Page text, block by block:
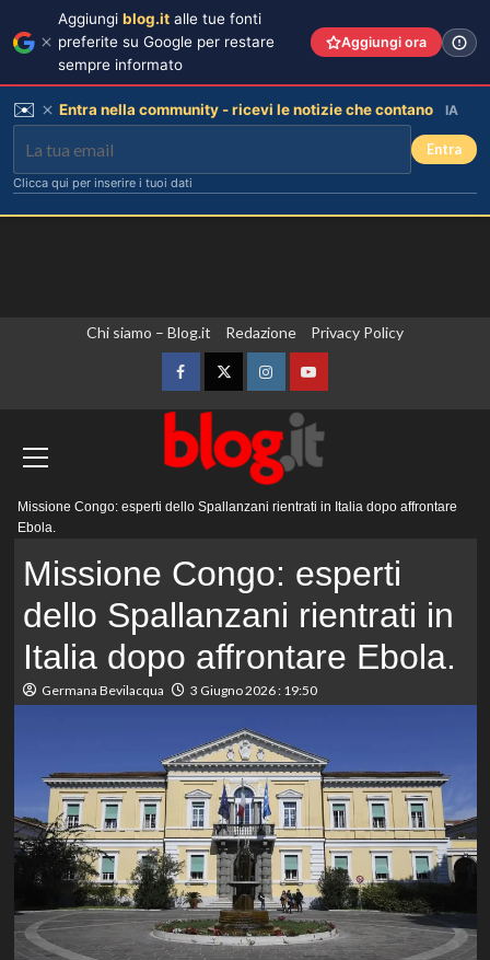
Chi siamo – Blog.it Redazione Privacy Policy
FacebookTwitterInstagramYouTube
principale
Missione Congo: esperti dello Spallanzani rientrati in Italia dopo affrontare
Ebola.
Missione Congo: esperti
dello Spallanzani rientrati in
Italia dopo affrontare Ebola.
Germana Bevilacqua 3 Giugno 2026 : 19:50
Aggiungi blog.it alle tue fonti
preferite su Google per restare
sempre informato
Aggiungi ora
✉️ Entra nella community - ricevi le notizie che contano IA
Entra
Clicca qui per inserire i tuoi dati